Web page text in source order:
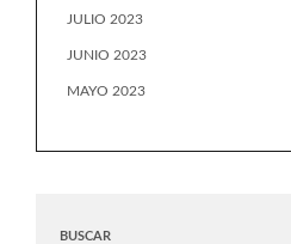
JULIO 2023
JUNIO 2023
MAYO 2023
BUSCAR